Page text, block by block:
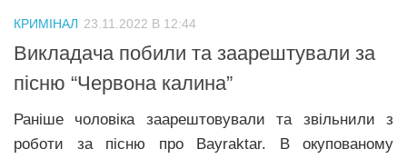
КРИМІНАЛ 23.11.2022 В 12:44
Викладача побили та заарештували за
пісню “Червона калина”
Раніше чоловіка заарештовували та звільнили з
роботи за пісню про Bayraktar. В окупованому